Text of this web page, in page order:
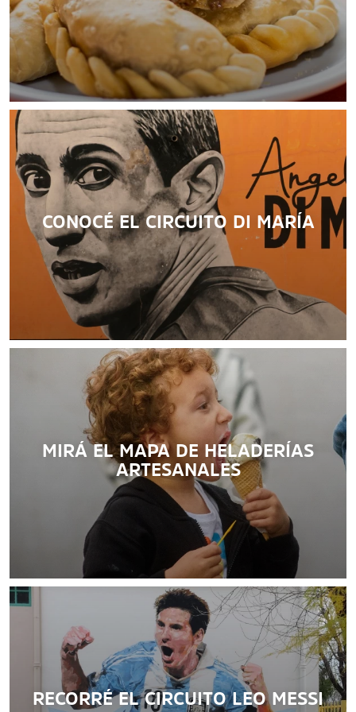
responsable. Conocé las normativas y recomendaciones
para que tengas la mejor experiencia en la ciudad.
LEER MÁS
LEER MÁS
CONOCÉ EL CIRCUITO DI MARÍA
7 postas que recorren las huellas de "Fideo", el campeón
del mundo, en Rosario.
MIRÁ EL MAPA DE HELADERÍAS
ARTESANALES
RECORRÉ EL CIRCUITO LEO MESSI